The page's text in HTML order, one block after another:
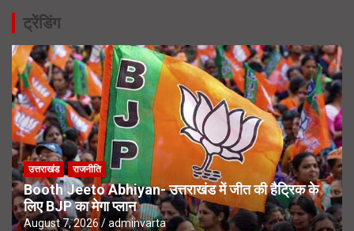
ट्रेंडिंग
उत्तराखंड राजनीति
Booth Jeeto Abhiyan- उत्तराखंड में जीत की हैट्रिक के
लिए BJP का मेगा प्लान
August 7, 2026 adminvarta